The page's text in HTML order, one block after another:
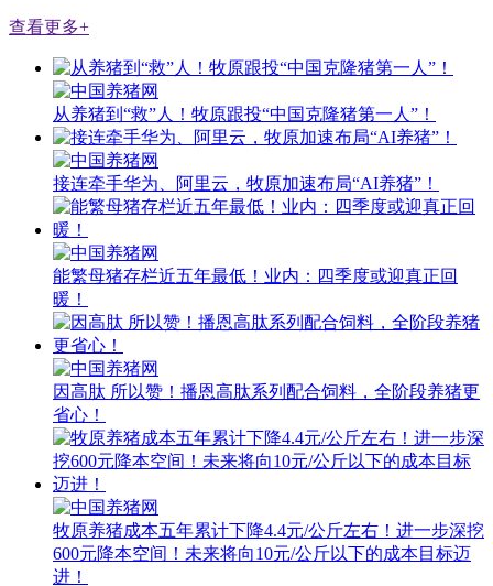
查看更多+
从养猪到“救”人！牧原跟投“中国克隆猪第一人”！
接连牵手华为、阿里云，牧原加速布局“AI养猪”！
能繁母猪存栏近五年最低！业内：四季度或迎真正回
暖！
因高肽 所以赞！播恩高肽系列配合饲料，全阶段养猪更
省心！
牧原养猪成本五年累计下降4.4元/公斤左右！进一步深挖